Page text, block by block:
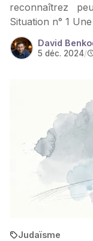
reconnaîtrez
Situation n° 1
David
5 déc. 2024/
Judaïsme